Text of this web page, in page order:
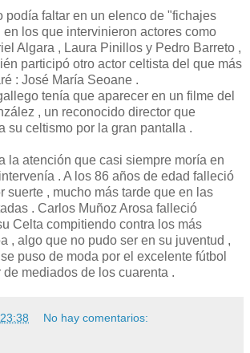
podía faltar en un elenco de "fichajes
los que intervinieron actores como
Algara , Laura Pinillos y Pedro Barreto ,
participó otro actor celtista del que más
: José María Seoane .
tenía que aparecer en un filme del
, un reconocido director que
su celtismo por la gran pantalla .
la atención que casi siempre moría en
. A los 86 años de edad falleció
suerte , mucho más tarde que en las
. Carlos Muñoz Arosa falleció
Celta compitiendo contra los más
, algo que no pudo ser en su juventud ,
puso de moda por el excelente fútbol
mediados de los cuarenta .
23:38 No hay comentarios: